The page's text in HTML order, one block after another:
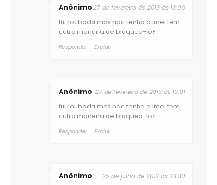
Anônimo 25 de julho de 2012 às 23:30
Anônimo 27 de fevereiro de 2013 às 13:01
fui roubada mas nao tenho o imei tem
outra maneira de bloquea-lo?
Responder Excluir
Anônimo 27 de fevereiro de 2013 às 13:06
fui roubada mas nao tenho o imei tem
outra maneira de bloquea-lo?
Responder Excluir